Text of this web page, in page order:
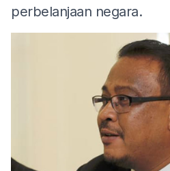
perbelanjaan negara.